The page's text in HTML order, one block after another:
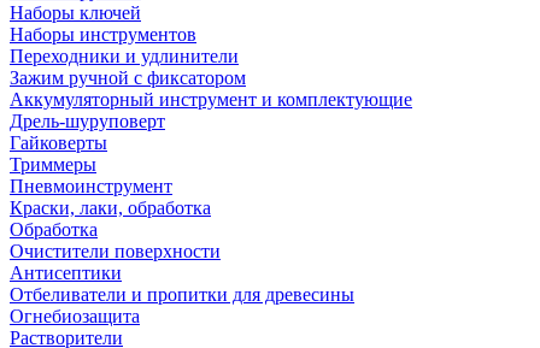
Наборы ключей
Наборы инструментов
Переходники и удлинители
Зажим ручной с фиксатором
Аккумуляторный инструмент и комплектующие
Дрель-шуруповерт
Гайковерты
Триммеры
Пневмоинструмент
Краски, лаки, обработка
Обработка
Очистители поверхности
Антисептики
Отбеливатели и пропитки для древесины
Огнебиозащита
Растворители